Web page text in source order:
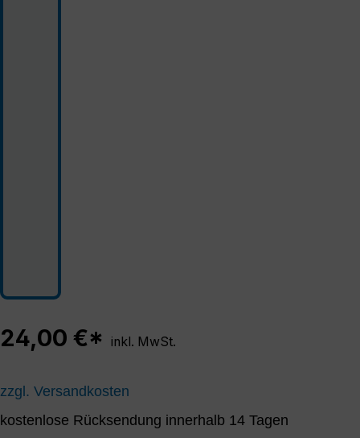
24,00 €* inkl. MwSt.
zzgl. Versandkosten
kostenlose Rücksendung innerhalb 14 Tagen